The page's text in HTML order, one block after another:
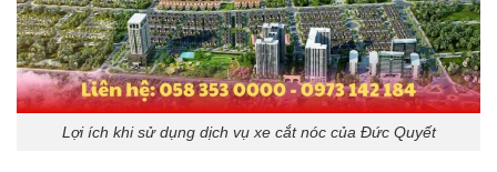
Lợi ích khi sử dụng dịch vụ xe cắt nóc của Đức Quyết